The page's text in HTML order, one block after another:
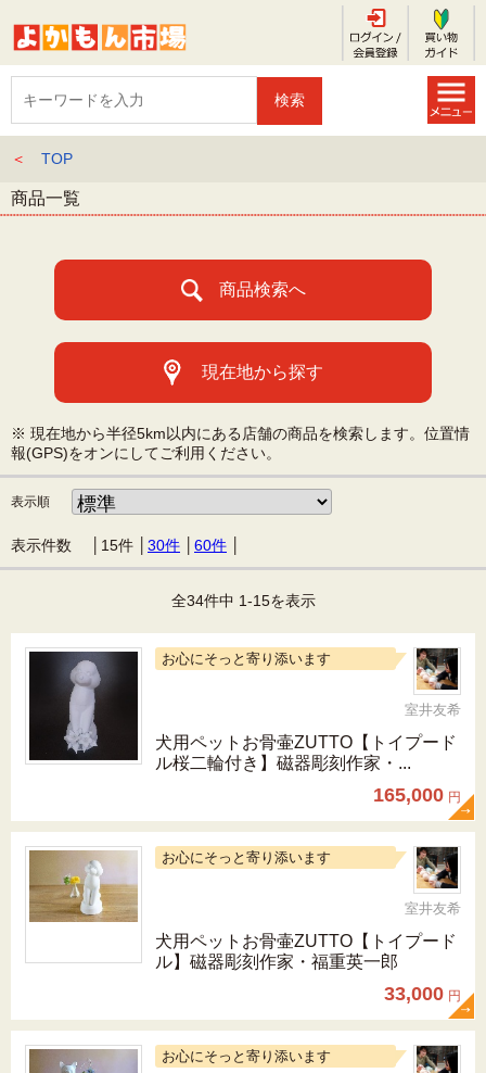
＜ TOP
商品一覧
商品検索へ
現在地から探す
※ 現在地から半径5km以内にある店舗の商品を検索します。位置情
報(GPS)をオンにしてご利用ください。
表示順
表示件数 │ 15件 30件 60件
全34件中 1-15を表示
お心にそっと寄り添います
室井友希
犬用ペットお骨壷ZUTTO【トイプード
ル桜二輪付き】磁器彫刻作家・...
165,000 円
お心にそっと寄り添います
室井友希
犬用ペットお骨壷ZUTTO【トイプード
ル】磁器彫刻作家・福重英一郎
33,000 円
お心にそっと寄り添います